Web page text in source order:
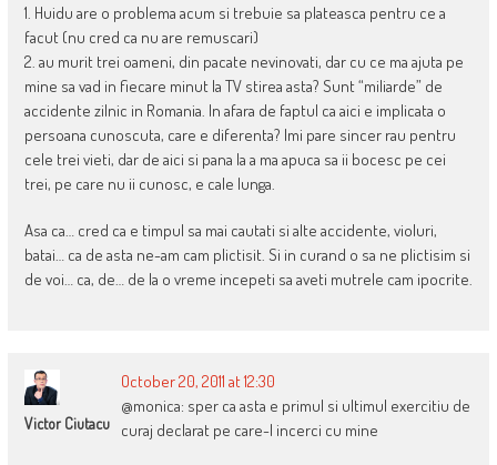
1. Huidu are o problema acum si trebuie sa plateasca pentru ce a
facut (nu cred ca nu are remuscari)
2. au murit trei oameni, din pacate nevinovati, dar cu ce ma ajuta pe
mine sa vad in fiecare minut la TV stirea asta? Sunt “miliarde” de
accidente zilnic in Romania. In afara de faptul ca aici e implicata o
persoana cunoscuta, care e diferenta? Imi pare sincer rau pentru
cele trei vieti, dar de aici si pana la a ma apuca sa ii bocesc pe cei
trei, pe care nu ii cunosc, e cale lunga.
Asa ca… cred ca e timpul sa mai cautati si alte accidente, violuri,
batai… ca de asta ne-am cam plictisit. Si in curand o sa ne plictisim si
de voi… ca, de… de la o vreme incepeti sa aveti mutrele cam ipocrite.
Victor Ciutacu
October 20, 2011 at 12:30
@monica: sper ca asta e primul si ultimul exercitiu de
curaj declarat pe care-l incerci cu mine